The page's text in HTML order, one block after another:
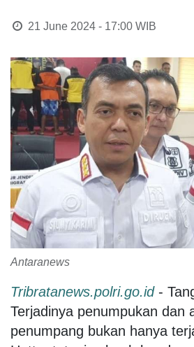
21 June 2024 - 17:00WIB
Antaranews
Tribratanews.polri.go.id-
Terjadinya penumpukan dan
penumpang bukan hanya